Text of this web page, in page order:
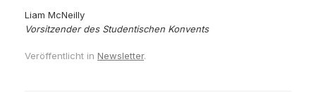
Liam McNeilly
Vorsitzender des Studentischen Konvents
Veröffentlicht in Newsletter.